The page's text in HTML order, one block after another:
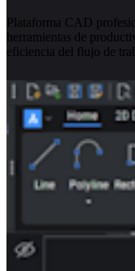
Plataforma CAD
herramientas de
eficiencia del flujo de